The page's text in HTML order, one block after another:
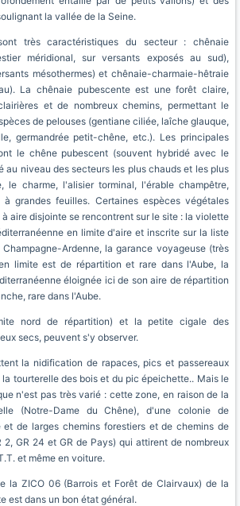
la vallée de la Seine.
très caractéristiques du secteur : chênaie
méridional, sur versants exposés au sud),
mésothermes) et chênaie-charmaie-hêtraie
La chênaie pubescente est une forêt claire,
et de nombreux chemins, permettant le
de pelouses (gentiane ciliée, laîche glauque,
germandrée petit-chêne, etc.). Les principales
le chêne pubescent (souvent hybridé avec le
au niveau des secteurs les plus chauds et les plus
le charme, l'alisier torminal, l'érable champêtre,
grandes feuilles. Certaines espèces végétales
aire disjointe se rencontrent sur le site : la violette
en limite d'aire et inscrite sur la liste
Ardenne, la garance voyageuse (très
limite est de répartition et rare dans l'Aube, la
éloignée ici de son aire de répartition
rare dans l'Aube.
nord de répartition) et la petite cigale des
secs, peuvent s'y observer.
la nidification de rapaces, pics et passereaux
tourterelle des bois et du pic épeichette.. Mais le
n'est pas très varié : cette zone, en raison de la
(Notre-Dame du Chêne), d'une colonie de
de larges chemins forestiers et de chemins de
2, GR 24 et GR de Pays) qui attirent de nombreux
et même en voiture.
la ZICO 06 (Barrois et Forêt de Clairvaux) de la
est dans un bon état général.